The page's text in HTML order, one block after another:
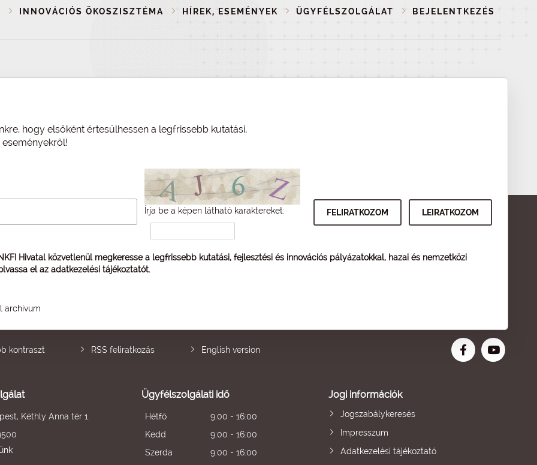
INNOVÁCIÓS ÖKOSZISZTÉMA HÍREK, ESEMÉNYEK ÜGYFÉLSZOLGÁLAT BEJELENTKEZÉS
hogy elsőként értesülhessen a legfrissebb kutatási,
Írja be a képen látható karaktereket:
Hivatal közvetlenül megkeresse a legfrissebb kutatási, fejlesztési és innovációs pályázatokkal, hazai és nemzetközi
el az adatkezelési tájékoztatót.
archívum
kontraszt RSS feliratkozás English version
Kéthly Anna tér 1.
Ügyfélszolgálati idő
Hétfő
9:00 - 16:00
Kedd
9:00 - 16:00
Szerda
9:00 - 16:00
Jogi információk
Jogszabálykeresés
Impresszum
Adatkezelési tájékoztató